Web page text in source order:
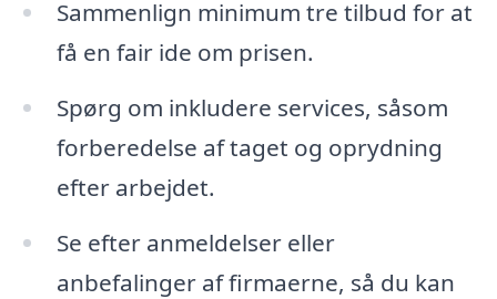
Sammenlign minimum tre tilbud for at
få en fair ide om prisen.
Spørg om inkludere services, såsom
forberedelse af taget og oprydning
efter arbejdet.
Se efter anmeldelser eller
anbefalinger af firmaerne, så du kan